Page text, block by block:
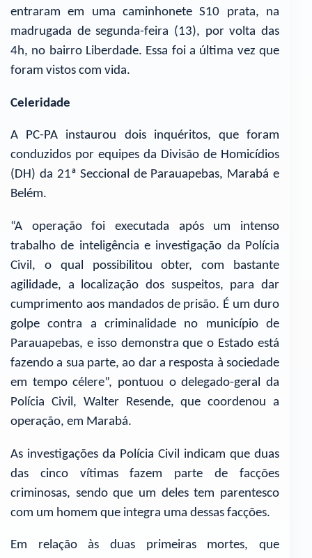
entraram em uma caminhonete S10 prata, na
madrugada de segunda-feira (13), por volta das
4h, no bairro Liberdade. Essa foi a última vez que
foram vistos com vida.
Celeridade
A PC-PA instaurou dois inquéritos, que foram
conduzidos por equipes da Divisão de Homicídios
(DH) da 21ª Seccional de Parauapebas, Marabá e
Belém.
“A operação foi executada após um intenso
trabalho de inteligência e investigação da Polícia
Civil, o qual possibilitou obter, com bastante
agilidade, a localização dos suspeitos, para dar
cumprimento aos mandados de prisão. É um duro
golpe contra a criminalidade no município de
Parauapebas, e isso demonstra que o Estado está
fazendo a sua parte, ao dar a resposta à sociedade
em tempo célere”, pontuou o delegado-geral da
Polícia Civil, Walter Resende, que coordenou a
operação, em Marabá.
As investigações da Polícia Civil indicam que duas
das cinco vítimas fazem parte de facções
criminosas, sendo que um deles tem parentesco
com um homem que integra uma dessas facções.
Em relação às duas primeiras mortes, que